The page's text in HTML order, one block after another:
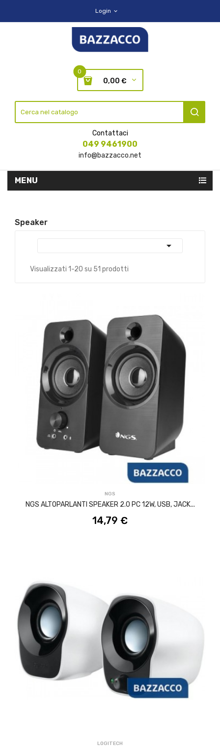
Login expand_more
0
0,00 €
Contattaci
049 9461900
info@bazzacco.net
MENU
Speaker

Visualizzati 1-20 su 51 prodotti
NGS
NGS ALTOPARLANTI SPEAKER 2.0 PC 12W, USB, JACK...
14,79 €
ACQUISTA
LOGITECH